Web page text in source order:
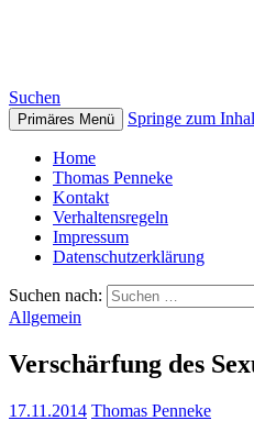
Suchen
Primäres Menü Springe zum
Home
Thomas Penneke
Kontakt
Verhaltensregeln
Impressum
Datenschutzerklärung
Suchen nach:
Allgemein
Verschärfung des
17.11.2014 Thomas Penneke